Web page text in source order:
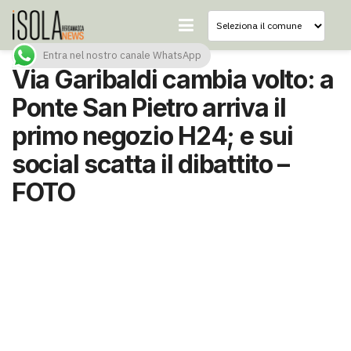
Via Garibaldi cambia volto: a
Ponte San Pietro arriva il
primo negozio H24; e sui
social scatta il dibattito –
FOTO
Entra nel nostro canale WhatsApp